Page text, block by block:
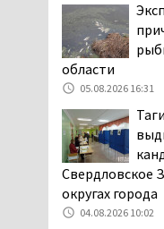
06.08.2026 16:28
отношении
отсутствия
06.08.2026 15:42
при
области
05.08.2026 16:31
Свердловское
округах города
04.08.2026 10:02